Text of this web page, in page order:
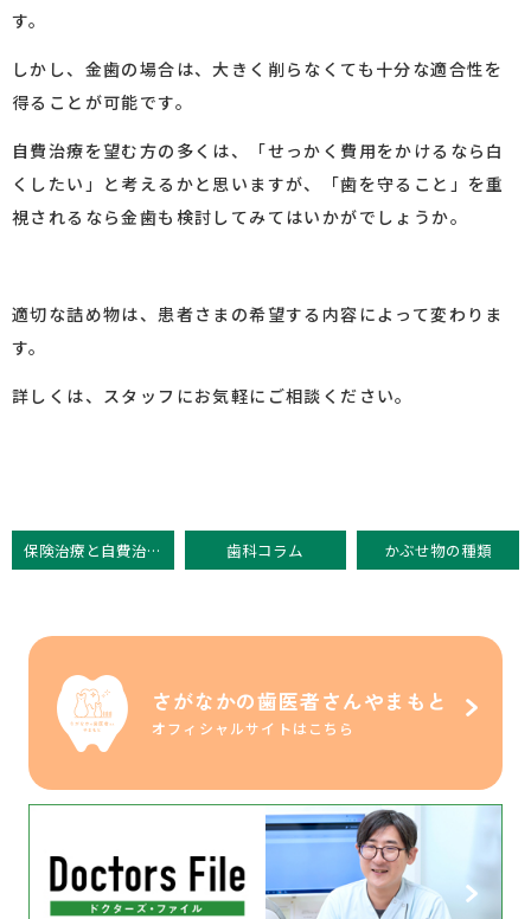
す。
しかし、金歯の場合は、大きく削らなくても十分な適合性を
得ることが可能です。
自費治療を望む方の多くは、「せっかく費用をかけるなら白
くしたい」と考えるかと思いますが、「歯を守ること」を重
視されるなら金歯も検討してみてはいかがでしょうか。
適切な詰め物は、患者さまの希望する内容によって変わりま
す。
詳しくは、スタッフにお気軽にご相談ください。
保険治療と自費治療の違い 歯科コラム かぶせ物の種類
さがなかの歯医者さんやまもと
オフィシャルサイトはこちら